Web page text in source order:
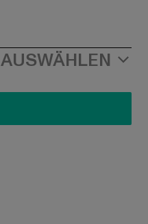
AUSWÄHLEN